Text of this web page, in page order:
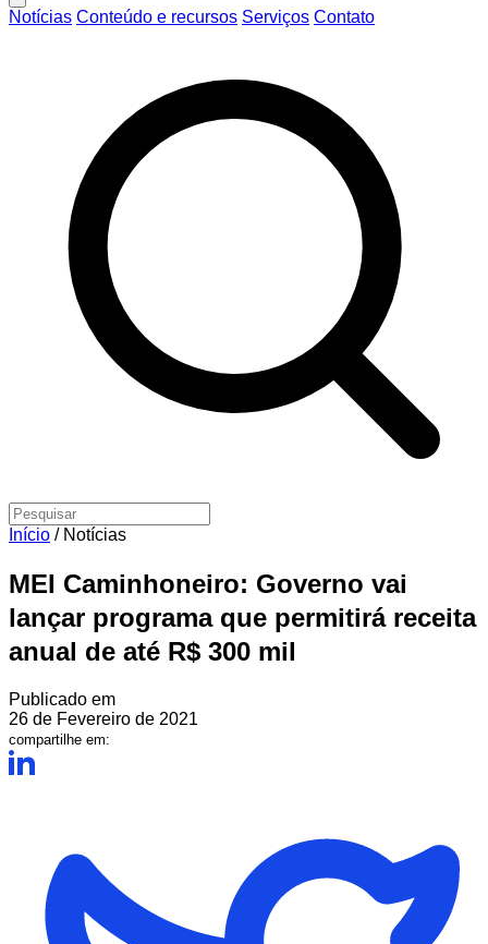
Notícias Conteúdo e recursos Serviços Contato
Início / Notícias
MEI Caminhoneiro: Governo vai
lançar programa que permitirá receita
anual de até R$ 300 mil
Publicado em
26 de Fevereiro de 2021
compartilhe em: